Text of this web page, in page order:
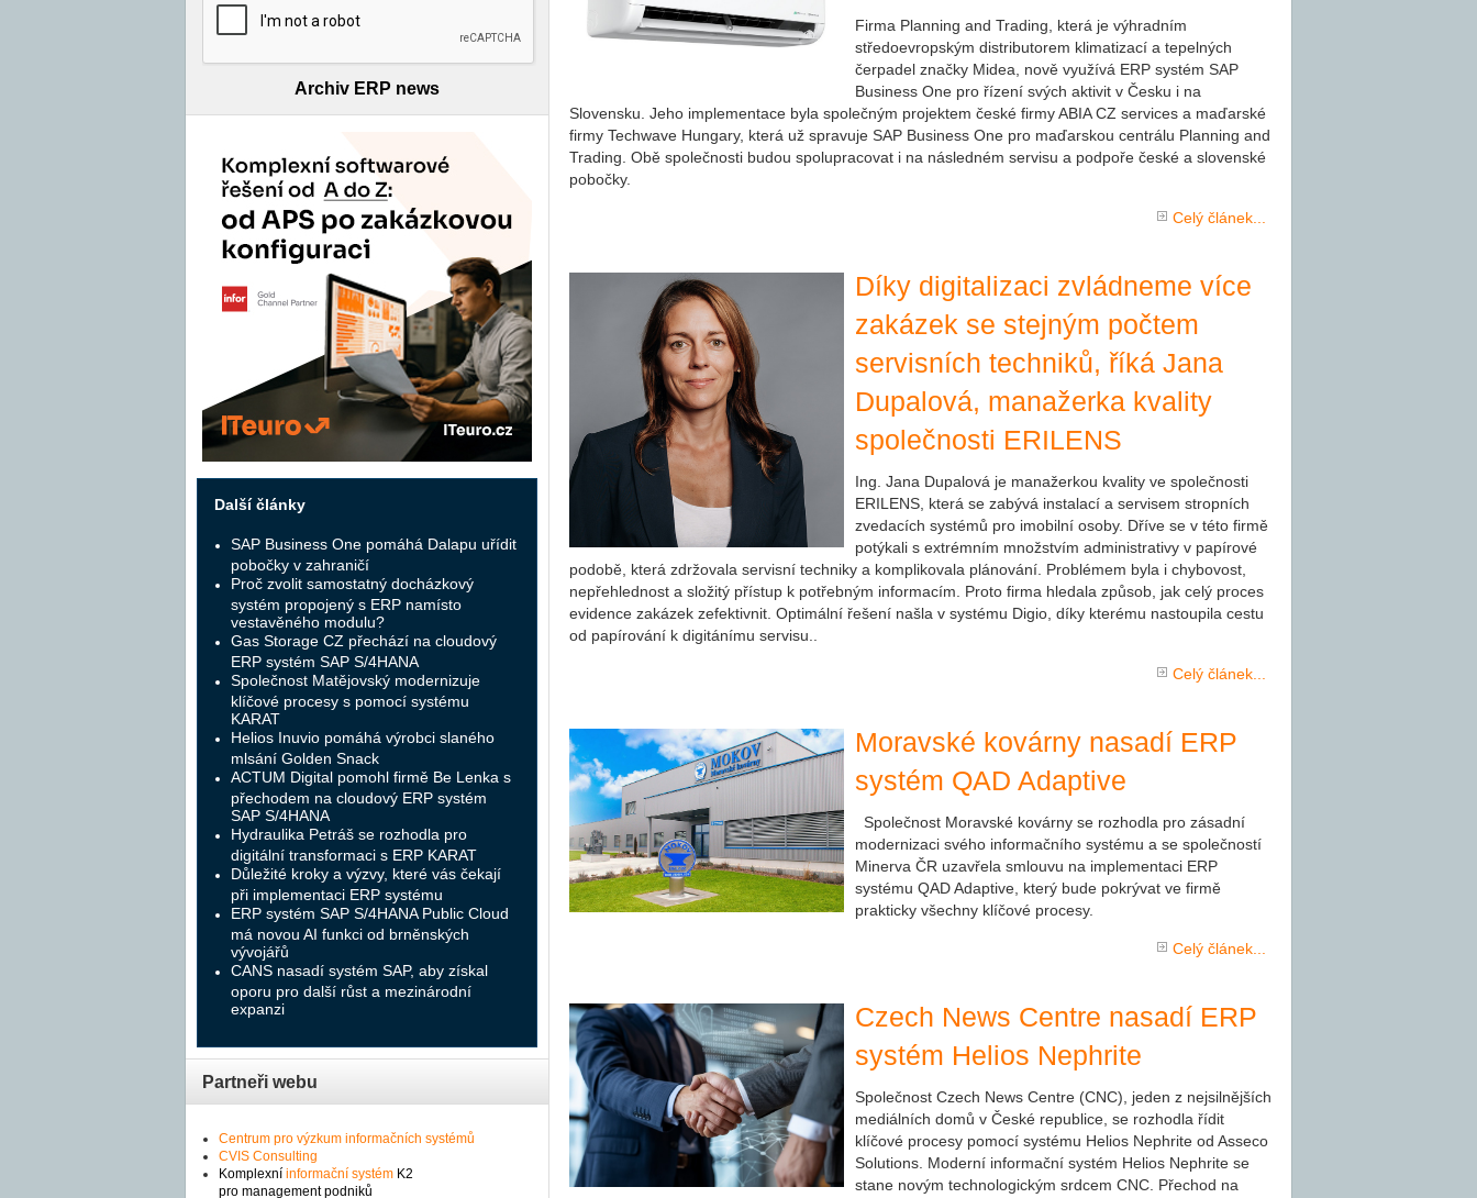
Archiv ERP news
Další články
SAP Business One pomáhá Dalapu uřídit
pobočky v zahraničí
Proč zvolit samostatný docházkový
systém propojený s ERP namísto
vestavěného modulu?
Gas Storage CZ přechází na cloudový
ERP systém SAP S/4HANA
Společnost Matějovský modernizuje
klíčové procesy s pomocí systému
KARAT
Helios Inuvio pomáhá výrobci slaného
mlsání Golden Snack
ACTUM Digital pomohl firmě Be Lenka s
přechodem na cloudový ERP systém
SAP S/4HANA
Hydraulika Petráš se rozhodla pro
digitální transformaci s ERP KARAT
Důležité kroky a výzvy, které vás čekají
při implementaci ERP systému
ERP systém SAP S/4HANA Public Cloud
má novou AI funkci od brněnských
vývojářů
CANS nasadí systém SAP, aby získal
oporu pro další růst a mezinárodní
expanzi
Partneři webu
Centrum pro výzkum informačních systémů
CVIS Consulting
Komplexní informační systém K2
pro management podniků
Firma Planning and Trading, která je výhradním
středoevropským distributorem klimatizací a tepelných
čerpadel značky Midea, nově využívá ERP systém SAP
Business One pro řízení svých aktivit v Česku i na
Slovensku. Jeho implementace byla společným projektem české firmy ABIA CZ services a maďarské
firmy Techwave Hungary, která už spravuje SAP Business One pro maďarskou centrálu Planning and
Trading. Obě společnosti budou spolupracovat i na následném servisu a podpoře české a slovenské
pobočky.
Celý článek...
Díky digitalizaci zvládneme více
zakázek se stejným počtem
servisních techniků, říká Jana
Dupalová, manažerka kvality
společnosti ERILENS
Ing. Jana Dupalová je manažerkou kvality ve společnosti
ERILENS, která se zabývá instalací a servisem stropních
zvedacích systémů pro imobilní osoby. Dříve se v této firmě
potýkali s extrémním množstvím administrativy v papírové
podobě, která zdržovala servisní techniky a komplikovala plánování. Problémem byla i chybovost,
nepřehlednost a složitý přístup k potřebným informacím. Proto firma hledala způsob, jak celý proces
evidence zakázek zefektivnit. Optimální řešení našla v systému Digio, díky kterému nastoupila cestu
od papírování k digitánímu servisu..
Celý článek...
Moravské kovárny nasadí ERP
systém QAD Adaptive
Společnost Moravské kovárny se rozhodla pro zásadní
modernizaci svého informačního systému a se společností
Minerva ČR uzavřela smlouvu na implementaci ERP
systému QAD Adaptive, který bude pokrývat ve firmě
prakticky všechny klíčové procesy.
Celý článek...
Czech News Centre nasadí ERP
systém Helios Nephrite
Společnost Czech News Centre (CNC), jeden z nejsilnějších
mediálních domů v České republice, se rozhodla řídit
klíčové procesy pomocí systému Helios Nephrite od Asseco
Solutions. Moderní informační systém Helios Nephrite se
stane novým technologickým srdcem CNC. Přechod na